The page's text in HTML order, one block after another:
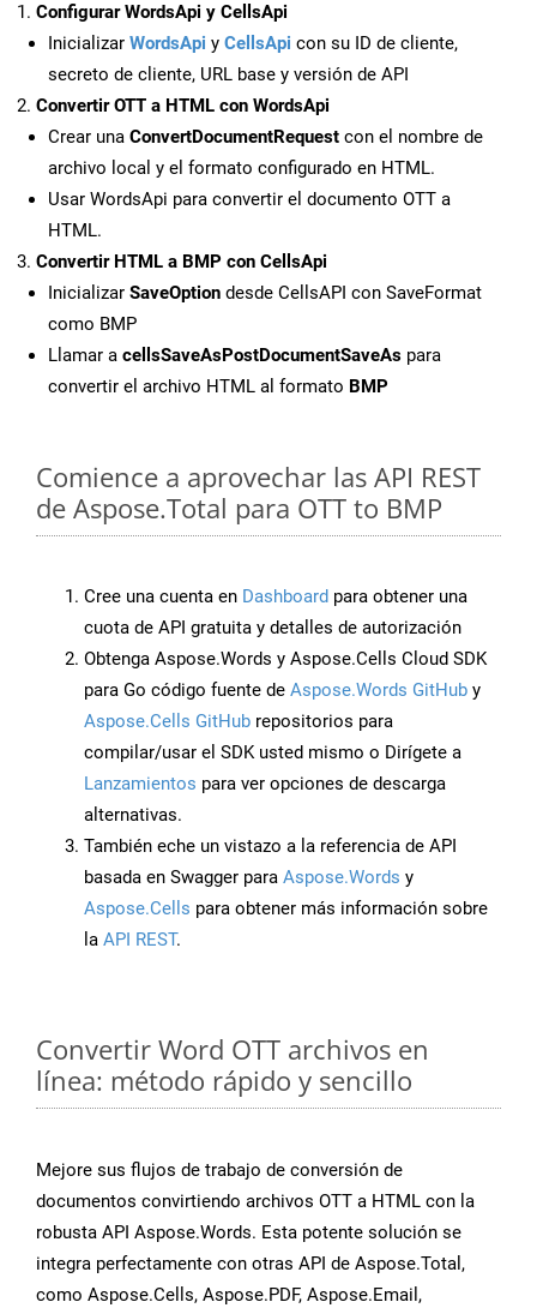
Configurar WordsApi y CellsApi
Inicializar WordsApi y CellsApi con su ID de cliente,
secreto de cliente, URL base y versión de API
Convertir OTT a HTML con WordsApi
Crear una ConvertDocumentRequest con el nombre de
archivo local y el formato configurado en HTML.
Usar WordsApi para convertir el documento OTT a
HTML.
Convertir HTML a BMP con CellsApi
Inicializar SaveOption desde CellsAPI con SaveFormat
como BMP
Llamar a cellsSaveAsPostDocumentSaveAs para
convertir el archivo HTML al formato BMP
Comience a aprovechar las API REST
de Aspose.Total para OTT to BMP
Cree una cuenta en Dashboard para obtener una
cuota de API gratuita y detalles de autorización
Obtenga Aspose.Words y Aspose.Cells Cloud SDK
para Go código fuente de Aspose.Words GitHub y
Aspose.Cells GitHub repositorios para
compilar/usar el SDK usted mismo o Dirígete a
Lanzamientos para ver opciones de descarga
alternativas.
También eche un vistazo a la referencia de API
basada en Swagger para Aspose.Words y
Aspose.Cells para obtener más información sobre
la API REST.
Convertir Word OTT archivos en
línea: método rápido y sencillo
Mejore sus flujos de trabajo de conversión de
documentos convirtiendo archivos OTT a HTML con la
robusta API Aspose.Words. Esta potente solución se
integra perfectamente con otras API de Aspose.Total,
como Aspose.Cells, Aspose.PDF, Aspose.Email,